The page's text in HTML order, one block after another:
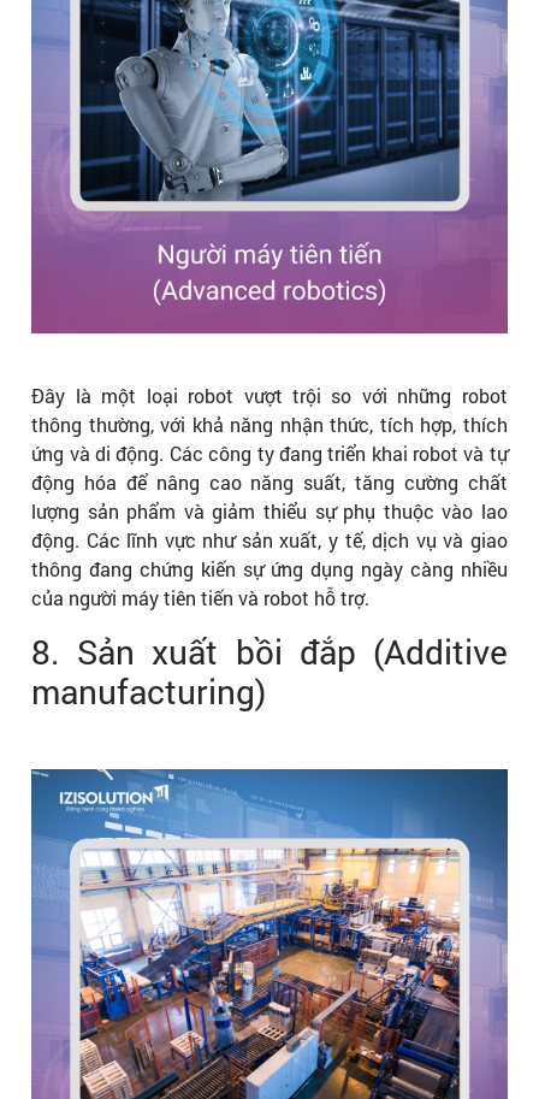
Đây là một loại robot vượt trội so với những robot
thông thường, với khả năng nhận thức, tích hợp, thích
ứng và di động. Các công ty đang triển khai robot và tự
động hóa để nâng cao năng suất, tăng cường chất
lượng sản phẩm và giảm thiểu sự phụ thuộc vào lao
động. Các lĩnh vực như sản xuất, y tế, dịch vụ và giao
thông đang chứng kiến sự ứng dụng ngày càng nhiều
của người máy tiên tiến và robot hỗ trợ.
8. Sản xuất bồi đắp (Additive
manufacturing)